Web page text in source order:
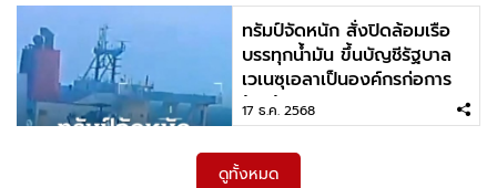
ทรัมป์จัดหนัก สั่งปิดล้อมเรือ
บรรทุกน้ำมัน ขึ้นบัญชีรัฐบาล
เวเนซุเอลาเป็นองค์กรก่อการ
ร้ายข้ามชาติ
17 ธ.ค. 2568
ดูทั้งหมด